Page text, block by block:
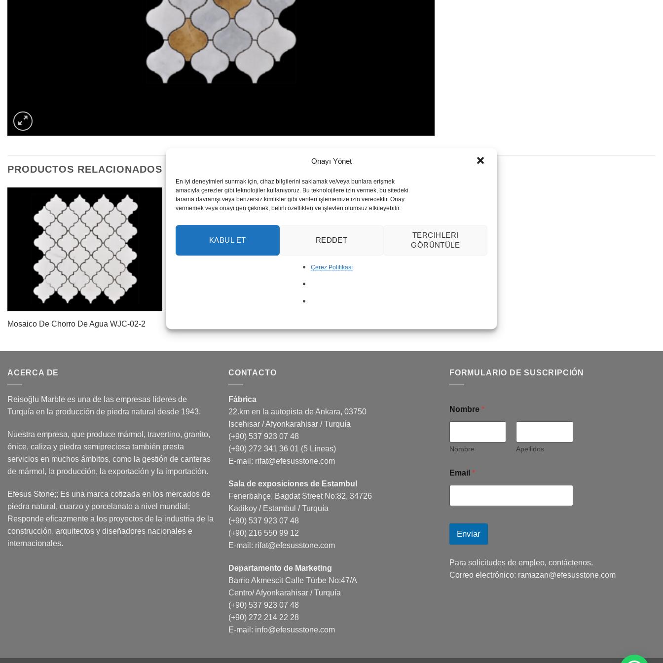
Onayı Yönet
En iyi deneyimleri sunmak için, cihaz bilgilerini saklamak ve/veya bunlara erişmek
amacıyla çerezler gibi teknolojiler kullanıyoruz. Bu teknolojilere izin vermek, bu sitedeki
tarama davranışı veya benzersiz kimlikler gibi verileri işlememize izin verecektir. Onay
vermemek veya onayı geri çekmek, belirli özellikleri ve işlevleri olumsuz etkileyebilir.
KABUL ET REDDET
TERCIHLERI
GÖRÜNTÜLE
Çerez Politikası
PRODUCTOS RELACIONADOS
Mosaico De Chorro De Agua WJC-02-2
ACERCA DE
Reisoğlu Marble es una de las empresas líderes de
Turquía en la producción de piedra natural desde 1943.
Nuestra empresa, que produce mármol, travertino, granito,
ónice, caliza y piedra semipreciosa también presta
servicios en muchos ámbitos, como la gestión de canteras
de mármol, la producción, la exportación y la importación.
Efesus Stone;; Es una marca cotizada en los mercados de
piedra natural, cuarzo y porcelanato a nivel mundial;
Responde eficazmente a los proyectos de la industria de la
construcción, arquitectos y diseñadores nacionales e
internacionales.
CONTACTO
Fábrica
22.km en la autopista de Ankara, 03750
Iscehisar / Afyonkarahisar / Turquía
(+90) 537 923 07 48
(+90) 272 341 36 01 (5 Líneas)
E-mail: rifat@efesusstone.com
Sala de exposiciones de Estambul
Fenerbahçe, Bagdat Street No:82, 34726
Kadikoy / Estambul / Turquía
(+90) 537 923 07 48
(+90) 216 550 99 12
E-mail: rifat@efesusstone.com
Departamento de Marketing
Barrio Akmescit Calle Türbe No:47/A
Centro/ Afyonkarahisar / Turquía
(+90) 537 923 07 48
(+90) 272 214 22 28
E-mail: info@efesusstone.com
FORMULARIO DE SUSCRIPCIÓN
Nombre *
Nombre Apellidos
Email *
Enviar
Para solicitudes de empleo, contáctenos.
Correo electrónico: ramazan@efesusstone.com